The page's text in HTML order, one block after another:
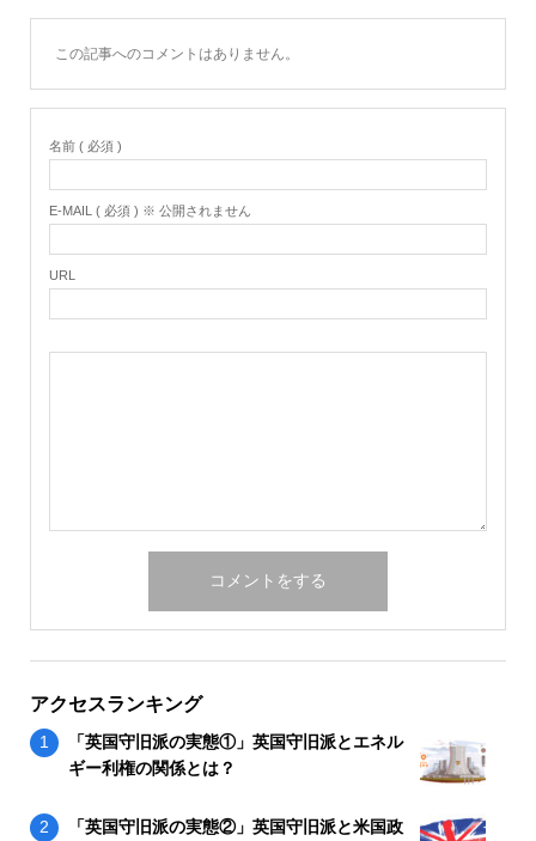
この記事へのコメントはありません。
名前 ( 必須 )
E-MAIL ( 必須 ) ※ 公開されません
URL
アクセスランキング
「英国守旧派の実態①」英国守旧派とエネル
ギー利権の関係とは？
「英国守旧派の実態②」英国守旧派と米国政